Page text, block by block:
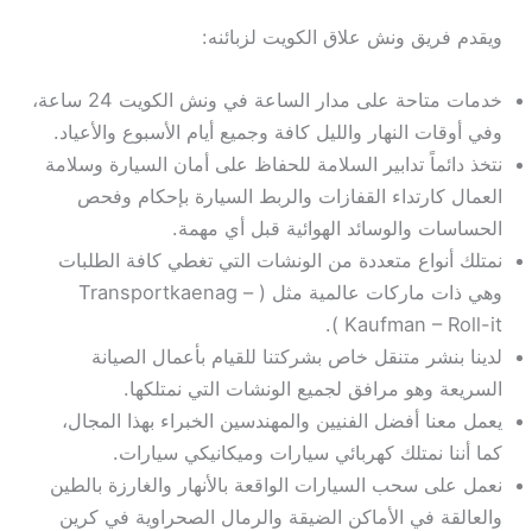
ويقدم فريق ونش علاق الكويت لزبائنه:
خدمات متاحة على مدار الساعة في ونش الكويت 24 ساعة،
وفي أوقات النهار والليل كافة وجميع أيام الأسبوع والأعياد.
نتخذ دائماً تدابير السلامة للحفاظ على أمان السيارة وسلامة
العمال كارتداء القفازات والربط السيارة بإحكام وفحص
الحساسات والوسائد الهوائية قبل أي مهمة.
نمتلك أنواع متعددة من الونشات التي تغطي كافة الطلبات
وهي ذات ماركات عالمية مثل ( Transportkaenag –
Kaufman – Roll-it ).
لدينا بنشر متنقل خاص بشركتنا للقيام بأعمال الصيانة
السريعة وهو مرافق لجميع الونشات التي نمتلكها.
يعمل معنا أفضل الفنيين والمهندسين الخبراء بهذا المجال،
كما أننا نمتلك كهربائي سيارات وميكانيكي سيارات.
نعمل على سحب السيارات الواقعة بالأنهار والغارزة بالطين
والعالقة في الأماكن الضيقة والرمال الصحراوية في كرين